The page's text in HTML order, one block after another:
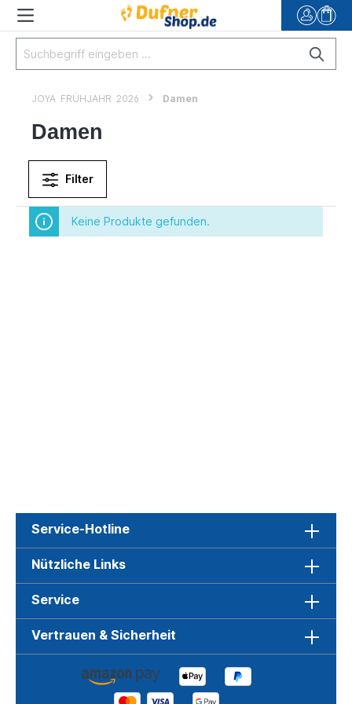
JOYA FRÜHJAHR 2026 Damen
Damen
Filter
Keine Produkte gefunden.
Service-Hotline
Nützliche Links
Service
Vertrauen & Sicherheit